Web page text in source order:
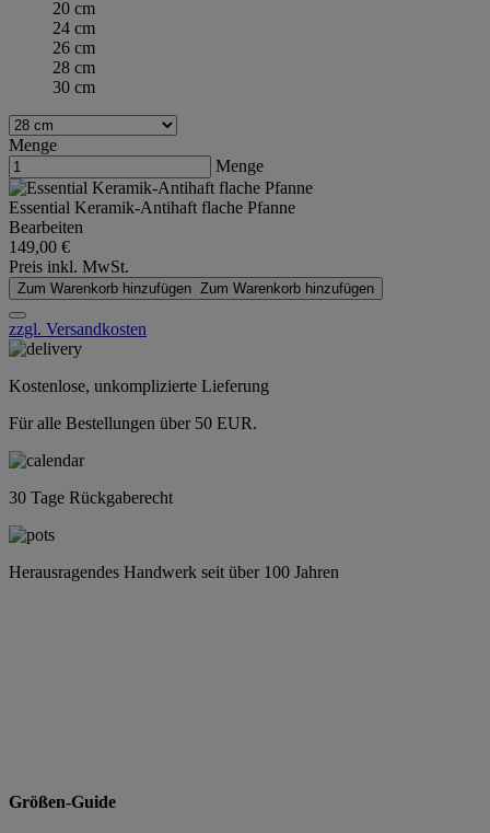
20 cm
24 cm
26 cm
28 cm
30 cm
Menge
Menge
Essential Keramik-Antihaft flache Pfanne
Bearbeiten
149,00 €
Preis inkl. MwSt.
Zum Warenkorb hinzufügen Zum Warenkorb hinzufügen
zzgl. Versandkosten
Kostenlose, unkomplizierte Lieferung
Für alle Bestellungen über 50 EUR.
30 Tage Rückgaberecht
Herausragendes Handwerk seit über 100 Jahren
Größen-Guide